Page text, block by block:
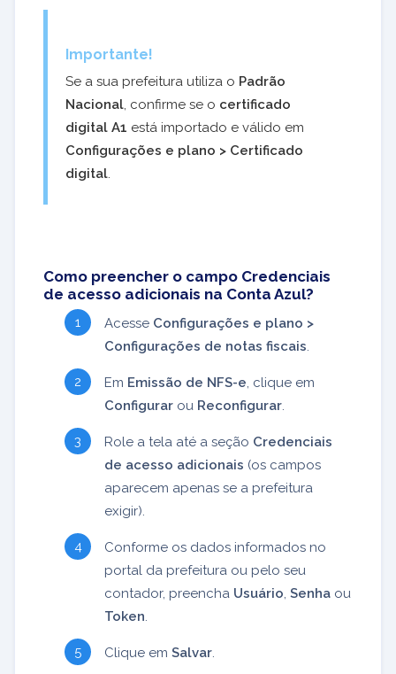
Importante!
Se a sua prefeitura utiliza o Padrão
Nacional , confirme se o certificado
digital A1 está importado e válido em
Configurações e plano > Certificado
digital
Como preencher o campo Credenciais
de acesso adicionais na Conta Azul?
Acesse Configurações e plano >
Configurações de notas fiscais
Em Emissão de NFS-e , clique em
Configurar ou Reconfigurar
Role a tela até a seção Credenciais
de acesso adicionais (os campos
aparecem apenas se a prefeitura
exigir).
Conforme os dados informados no
portal da prefeitura ou pelo seu
contador, preencha Usuário Senha ou
Token
Clique em Salvar